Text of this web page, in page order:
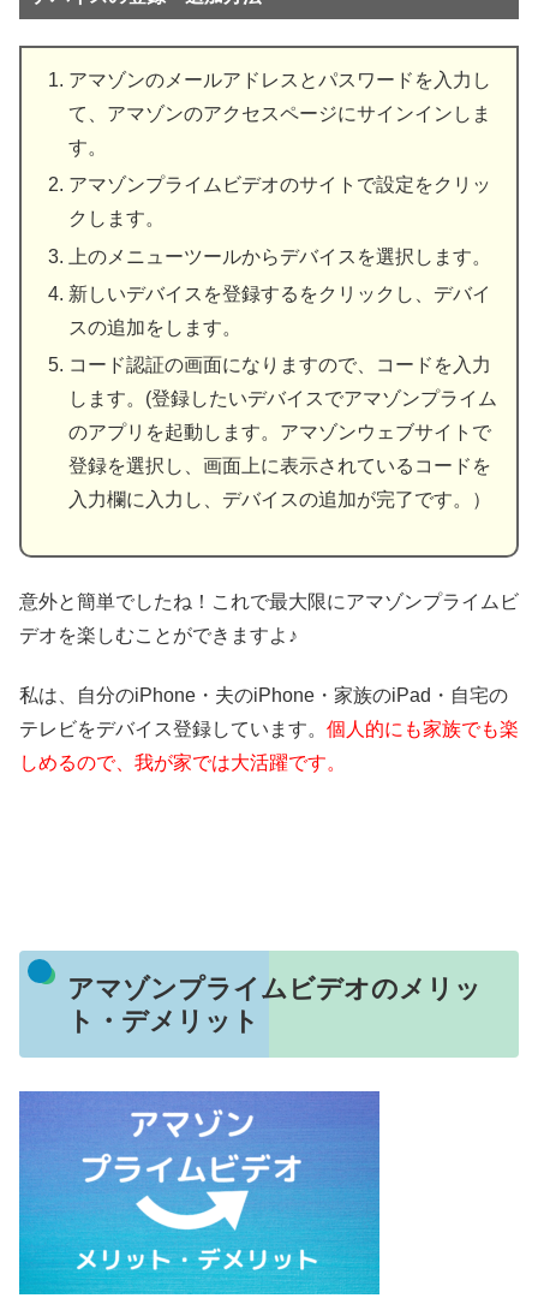
アマゾンのメールアドレスとパスワードを入力し
て、アマゾンのアクセスページにサインインしま
す。
アマゾンプライムビデオのサイトで設定をクリッ
クします。
上のメニューツールからデバイスを選択します。
新しいデバイスを登録するをクリックし、デバイ
スの追加をします。
コード認証の画面になりますので、コードを入力
します。(登録したいデバイスでアマゾンプライム
のアプリを起動します。アマゾンウェブサイトで
登録を選択し、画面上に表示されているコードを
入力欄に入力し、デバイスの追加が完了です。）
意外と簡単でしたね！これで最大限にアマゾンプライムビ
デオを楽しむことができますよ♪
私は、自分のiPhone・夫のiPhone・家族のiPad・自宅の
テレビをデバイス登録しています。 個人的にも家族でも楽
しめるので、我が家では大活躍です。
アマゾンプライムビデオのメリッ
ト・デメリット